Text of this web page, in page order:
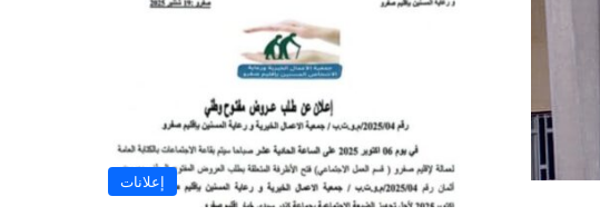
إعلانات